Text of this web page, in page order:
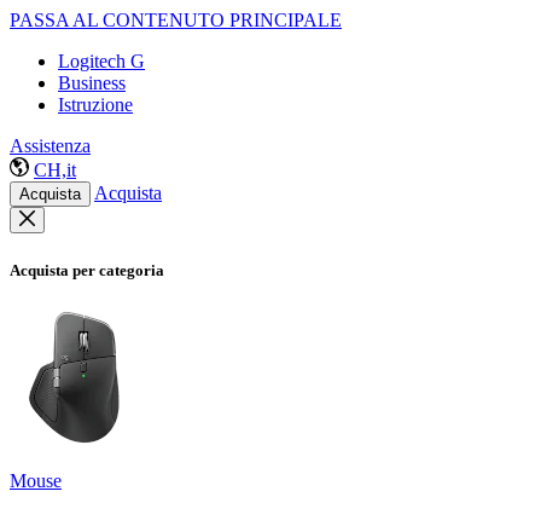
PASSA AL CONTENUTO PRINCIPALE
Logitech G
Business
Istruzione
Assistenza
CH,it
Acquista Acquista
Acquista per categoria
Mouse